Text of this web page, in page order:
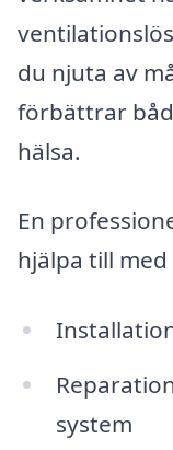
du njuta av
förbättrar
hälsa.
En
hjälpa till
system